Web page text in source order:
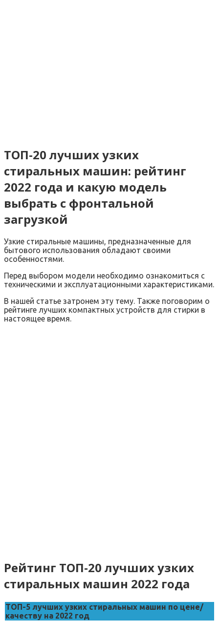
ТОП-20 лучших узких
стиральных машин: рейтинг
2022 года и какую модель
выбрать с фронтальной
загрузкой
Узкие стиральные машины, предназначенные для
бытового использования обладают своими
особенностями.
Перед выбором модели необходимо ознакомиться с
техническими и эксплуатационными характеристиками.
В нашей статье затронем эту тему. Также поговорим о
рейтинге лучших компактных устройств для стирки в
настоящее время.
Рейтинг ТОП-20 лучших узких
стиральных машин 2022 года
ТОП-5 лучших узких стиральных машин по цене/
качеству на 2022 год